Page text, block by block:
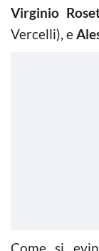
Virginio
Vercelli), e